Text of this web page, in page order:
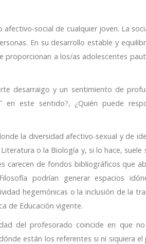
social de cualquier joven. La
En su desarrollo estable y
a los/as adolescentes
desarraigo y un sentimiento de
en este sentido?, ¿Quién puede
la diversidad afectivo-sexual y de
o la Biología y, si lo hace, suele
carecen de fondos bibliográficos que
podrían generar espacios
hegemónicas o la inclusión de la
de Educación vigente.
del profesorado coincide en que
están los referentes si ni siquiera